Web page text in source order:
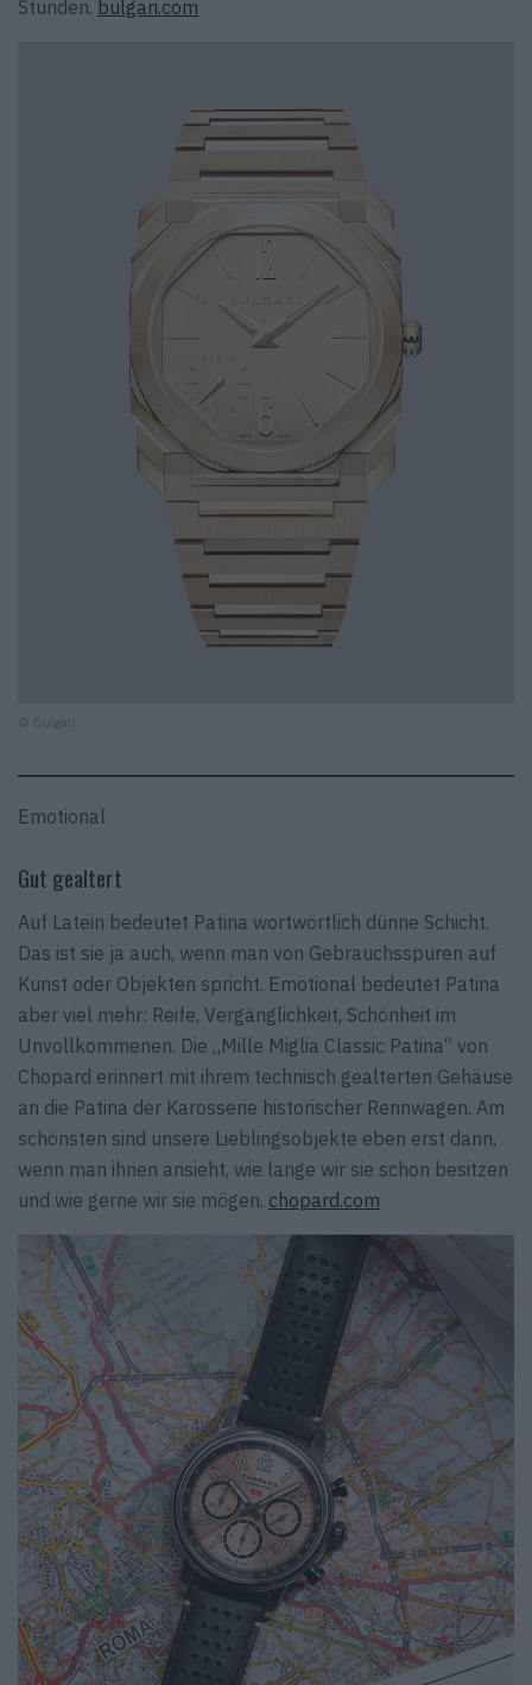
Stunden. bulgari.com
© Bulgari
Emotional
Gut gealtert
Auf Latein bedeutet Patina wortwörtlich dünne Schicht.
Das ist sie ja auch, wenn man von Gebrauchsspuren auf
Kunst oder Objekten spricht. Emotional bedeutet Patina
aber viel mehr: Reife, Vergänglichkeit, Schönheit im
Unvollkommenen. Die „Mille Miglia Classic Patina“ von
Chopard erinnert mit ihrem technisch gealterten Gehäuse
an die Patina der Karosserie historischer Rennwagen. Am
schönsten sind unsere Lieblingsobjekte eben erst dann,
wenn man ihnen ansieht, wie lange wir sie schon besitzen
und wie gerne wir sie mögen. chopard.com